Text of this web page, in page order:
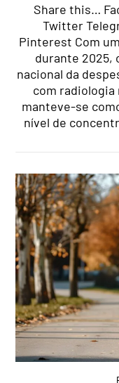
Share this…
Twitter
Pinterest Com
durante 2025,
nacional da
com radiologia
manteve-se
nível de